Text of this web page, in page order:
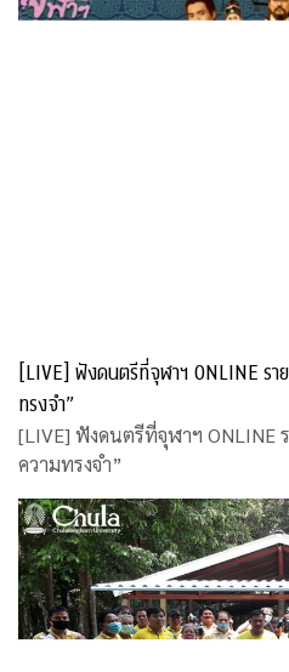
[LIVE] ฟังดนตรีที่จุฬาฯ ONLINE รา
ทรงจำ”
[LIVE] ฟังดนตรีที่จุฬาฯ ONLINE
ความทรงจำ”